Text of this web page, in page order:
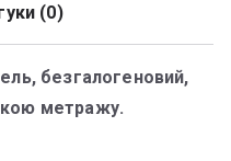
(0)
безгалогеновий,
метражу.